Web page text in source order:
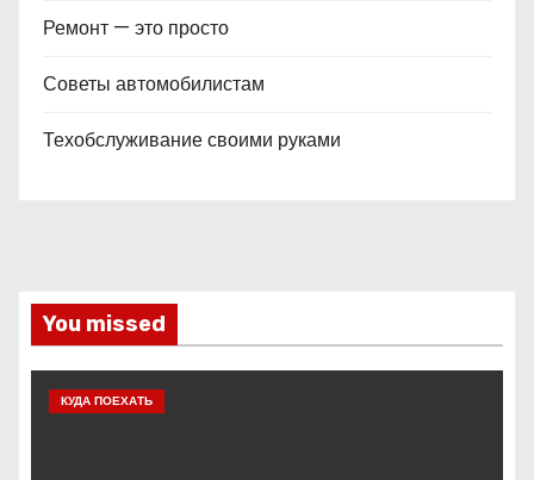
Ремонт — это просто
Советы автомобилистам
Техобслуживание своими руками
You missed
КУДА ПОЕХАТЬ